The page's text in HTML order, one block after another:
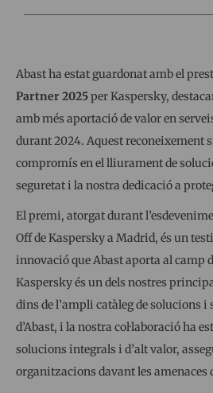
Abast ha estat guardonat amb el
Partner 2025per Kaspersky,
amb més aportació de valor en
durant 2024. Aquest reconeixement
compromís en el lliurament de
seguretat i la nostra dedicació a
El premi, atorgat durant
Off de Kaspersky a Madrid, és un
innovació que Abast aporta al camp
Kaspersky és un dels nostres
dins de l’ampli catàleg de solucions i
d’Abast, i la nostra col·laboració ha
solucions integrals i d’alt valor,
organitzacions davant les amenaces